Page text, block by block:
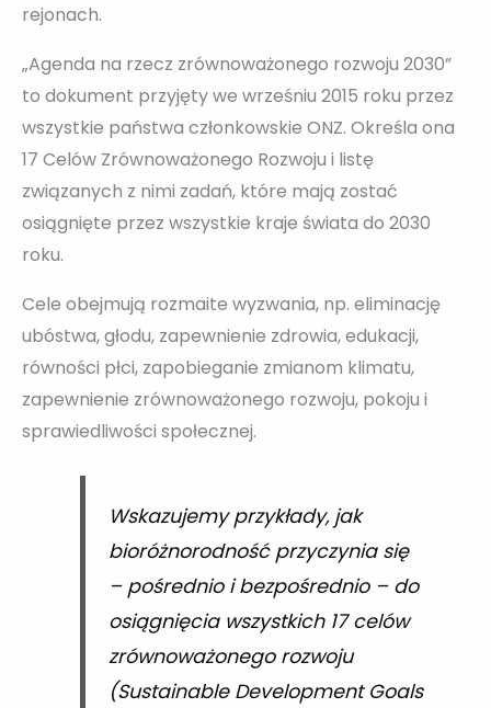
rejonach.
„Agenda na rzecz zrównoważonego rozwoju 2030”
to dokument przyjęty we wrześniu 2015 roku przez
wszystkie państwa członkowskie ONZ. Określa ona
17 Celów Zrównoważonego Rozwoju i listę
związanych z nimi zadań, które mają zostać
osiągnięte przez wszystkie kraje świata do 2030
roku.
Cele obejmują rozmaite wyzwania, np. eliminację
ubóstwa, głodu, zapewnienie zdrowia, edukacji,
równości płci, zapobieganie zmianom klimatu,
zapewnienie zrównoważonego rozwoju, pokoju i
sprawiedliwości społecznej.
Wskazujemy przykłady, jak
bioróżnorodność przyczynia się
– pośrednio i bezpośrednio – do
osiągnięcia wszystkich 17 celów
zrównoważonego rozwoju
(Sustainable Development Goals